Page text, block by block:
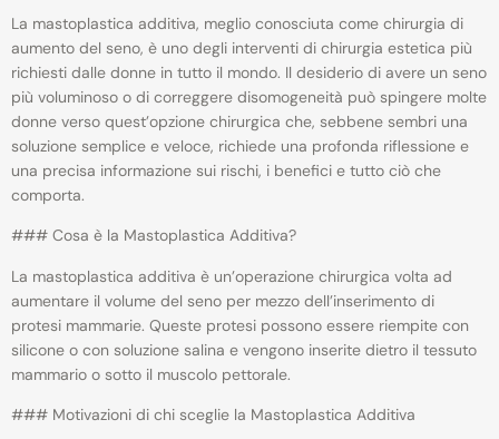
La mastoplastica additiva, meglio conosciuta come chirurgia di
aumento del seno, è uno degli interventi di chirurgia estetica più
richiesti dalle donne in tutto il mondo. Il desiderio di avere un seno
più voluminoso o di correggere disomogeneità può spingere molte
donne verso quest’opzione chirurgica che, sebbene sembri una
soluzione semplice e veloce, richiede una profonda riflessione e
una precisa informazione sui rischi, i benefici e tutto ciò che
comporta.
### Cosa è la Mastoplastica Additiva?
La mastoplastica additiva è un’operazione chirurgica volta ad
aumentare il volume del seno per mezzo dell’inserimento di
protesi mammarie. Queste protesi possono essere riempite con
silicone o con soluzione salina e vengono inserite dietro il tessuto
mammario o sotto il muscolo pettorale.
### Motivazioni di chi sceglie la Mastoplastica Additiva